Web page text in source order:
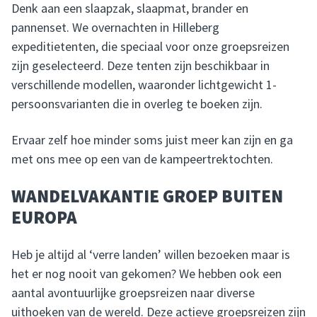
Denk aan een slaapzak, slaapmat, brander en
pannenset. We overnachten in Hilleberg
expeditietenten, die speciaal voor onze groepsreizen
zijn geselecteerd. Deze tenten zijn beschikbaar in
verschillende modellen, waaronder lichtgewicht 1-
persoonsvarianten die in overleg te boeken zijn.
Ervaar zelf hoe minder soms juist meer kan zijn en ga
met ons mee op een van de kampeertrektochten.
WANDELVAKANTIE GROEP BUITEN
EUROPA
Heb je altijd al ‘verre landen’ willen bezoeken maar is
het er nog nooit van gekomen? We hebben ook een
aantal avontuurlijke groepsreizen naar diverse
uithoeken van de wereld. Deze actieve groepsreizen zijn